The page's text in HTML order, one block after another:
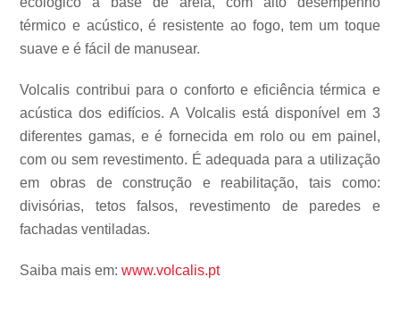
térmico e acústico, é resistente ao fogo, tem um toque
suave e é fácil de manusear.
Volcalis contribui para o conforto e eficiência térmica e
acústica dos edifícios. A Volcalis está disponível em 3
diferentes gamas, e é fornecida em rolo ou em painel,
com ou sem revestimento. É adequada para a utilização
em obras de construção e reabilitação, tais como:
divisórias, tetos falsos, revestimento de paredes e
fachadas ventiladas.
Saiba mais em:www.volcalis.pt